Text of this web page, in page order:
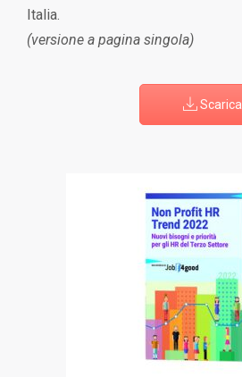
Italia.
(versione a pagina singola)
Scarica